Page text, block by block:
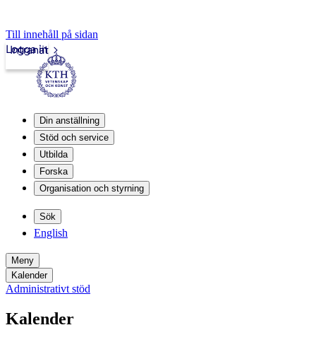
Till innehåll på sidan
Intranät
Logga in
Din anställning
Stöd och service
Utbilda
Forska
Organisation och styrning
Sök
English
Meny
Kalender
Administrativt stöd
Kalender